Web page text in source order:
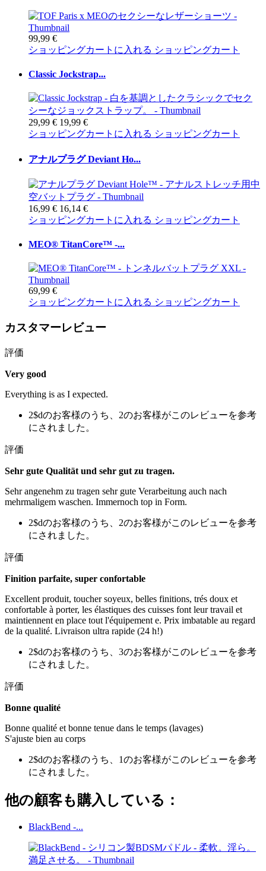
99,99 €
ショッピングカートに入れる ショッピングカート
Classic Jockstrap...
29,99 € 19,99 €
ショッピングカートに入れる ショッピングカート
アナルプラグ Deviant Ho...
16,99 € 16,14 €
ショッピングカートに入れる ショッピングカート
MEO® TitanCore™ -...
69,99 €
ショッピングカートに入れる ショッピングカート
カスタマーレビュー
評価
Very good
Everything is as I expected.
2$dのお客様のうち、2のお客様がこのレビューを参考
にされました。
評価
Sehr gute Qualität und sehr gut zu tragen.
Sehr angenehm zu tragen sehr gute Verarbeitung auch nach
mehrmaligem waschen. Immernoch top in Form.
2$dのお客様のうち、2のお客様がこのレビューを参考
にされました。
評価
Finition parfaite, super confortable
Excellent produit, toucher soyeux, belles finitions, trés doux et
confortable à porter, les élastiques des cuisses font leur travail et
maintiennent en place tout l'équipement e. Prix imbatable au regard
de la qualité. Livraison ultra rapide (24 h!)
2$dのお客様のうち、3のお客様がこのレビューを参考
にされました。
評価
Bonne qualité
Bonne qualité et bonne tenue dans le temps (lavages)
S'ajuste bien au corps
2$dのお客様のうち、1のお客様がこのレビューを参考
にされました。
他の顧客も購入している：
BlackBend -...